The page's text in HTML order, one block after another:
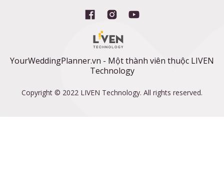
YourWeddingPlanner.vn - Một thành viên thuộc LIVEN
Technology
Copyright © 2022 LIVEN Technology. All rights reserved.